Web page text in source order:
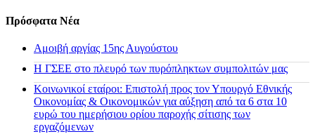
Πρόσφατα Νέα
Αμοιβή αργίας 15ης Αυγούστου
H ΓΣΕΕ στο πλευρό των πυρόπληκτων συμπολιτών μας
Κοινωνικοί εταίροι: Επιστολή προς τον Υπουργό Εθνικής
Οικονομίας & Οικονομικών για αύξηση από τα 6 στα 10
ευρώ του ημερήσιου ορίου παροχής σίτισης των
εργαζόμενων